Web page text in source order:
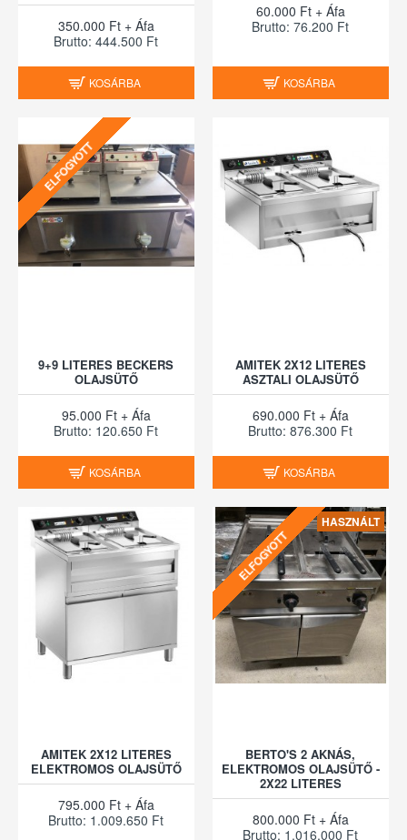
350.000 Ft + Áfa
Brutto: 444.500 Ft
KOSÁRBA
60.000 Ft + Áfa
Brutto: 76.200 Ft
KOSÁRBA
ELFOGYOTT
9+9 LITERES BECKERS
OLAJSÜTŐ
95.000 Ft + Áfa
Brutto: 120.650 Ft
KOSÁRBA
AMITEK 2X12 LITERES
ASZTALI OLAJSÜTŐ
690.000 Ft + Áfa
Brutto: 876.300 Ft
KOSÁRBA
AMITEK 2X12 LITERES
ELEKTROMOS OLAJSÜTŐ
795.000 Ft + Áfa
Brutto: 1.009.650 Ft
HASZNÁLT
ELFOGYOTT
BERTO'S 2 AKNÁS,
ELEKTROMOS OLAJSÜTŐ -
2X22 LITERES
800.000 Ft + Áfa
Brutto: 1.016.000 Ft